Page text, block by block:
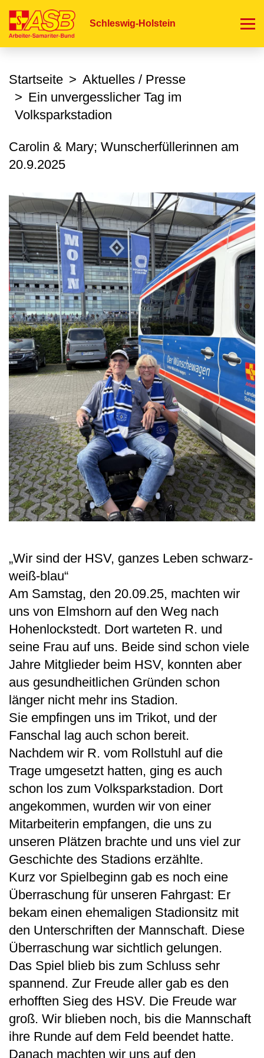
zum
Schleswig-Holstein
Startseite
Aktuelles / Presse
Ein unvergesslicher Tag im
Volksparkstadion
Carolin & Mary; Wunscherfüllerinnen am
20.9.2025
„Wir sind der HSV, ganzes Leben schwarz-
weiß-blau“
Am Samstag, den 20.09.25, machten wir
uns von Elmshorn auf den Weg nach
Hohenlockstedt. Dort warteten R. und
seine Frau auf uns. Beide sind schon viele
Jahre Mitglieder beim HSV, konnten aber
aus gesundheitlichen Gründen schon
länger nicht mehr ins Stadion.
Sie empfingen uns im Trikot, und der
Fanschal lag auch schon bereit.
Nachdem wir R. vom Rollstuhl auf die
Trage umgesetzt hatten, ging es auch
schon los zum Volksparkstadion. Dort
angekommen, wurden wir von einer
Mitarbeiterin empfangen, die uns zu
unseren Plätzen brachte und uns viel zur
Geschichte des Stadions erzählte.
Kurz vor Spielbeginn gab es noch eine
Überraschung für unseren Fahrgast: Er
bekam einen ehemaligen Stadionsitz mit
den Unterschriften der Mannschaft. Diese
Überraschung war sichtlich gelungen.
Das Spiel blieb bis zum Schluss sehr
spannend. Zur Freude aller gab es den
erhofften Sieg des HSV. Die Freude war
groß. Wir blieben noch, bis die Mannschaft
ihre Runde auf dem Feld beendet hatte.
Danach machten wir uns auf den